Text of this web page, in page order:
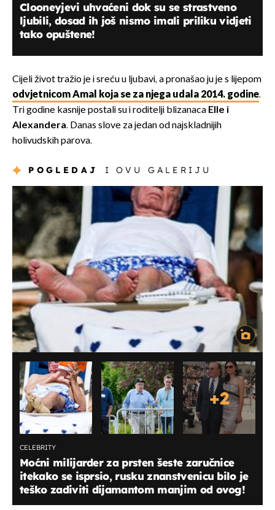
Clooneyjevi uhvaćeni dok su se strastveno
ljubili, dosad ih još nismo imali priliku vidjeti
tako opuštene!
Cijeli život tražio je i sreću u ljubavi, a pronašao ju je s lijepom
odvjetnicom Amal koja se za njega udala 2014. godine.
Tri godine kasnije postali su i roditelji blizanaca Elle i
Alexandera. Danas slove za jedan od najskladnijih
holivudskih parova.
POGLEDAJ I OVU GALERIJU
+2
CELEBRITY
Moćni milijarder za prsten šeste zaručnice
itekako se isprsio, rusku znanstvenicu bilo je
teško zadiviti dijamantom manjim od ovog!